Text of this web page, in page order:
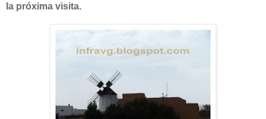
la próxima visita.